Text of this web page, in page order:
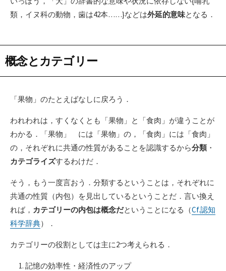
類，イヌ科の動物，歯は42本……}などは外延的意味となる．
概念とカテゴリー
「果物」のたとえばなしに戻ろう．
われわれは，すくなくとも「果物」と「食肉」が違うことが
わかる．「果物」 には「果物」の，「食肉」には「食肉」
の，それぞれに共通の性質があることを認識するから分類 ・
カテゴライズするわけだ．
そう，もう一度言おう．分類するということは，それぞれに
共通の性質（内包）を見出しているということだ．言い換え
れば， カテゴリーの内包は概念だということになる（Cf.認知
科学辞典）．
カテゴリーの役割としては主に2つ考えられる．
記憶の効率性・経済性のアップ